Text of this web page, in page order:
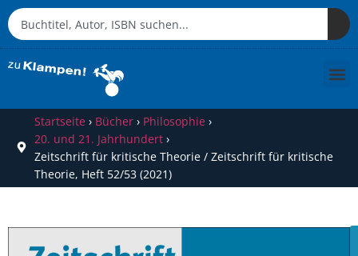
Startseite › Bücher› Philosophie ›
20. und 21. Jahrhundert›
Zeitschrift für kritische Theorie / Zeitschrift für kritische
Theorie, Heft 52/53 (2021)